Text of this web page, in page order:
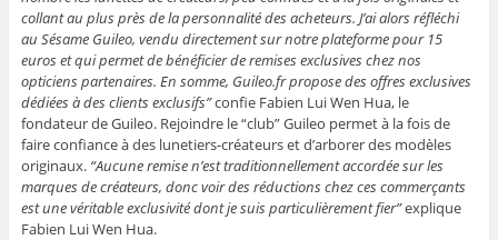
collant au plus près de la personnalité des acheteurs. J’ai alors réfléchi
au Sésame Guileo, vendu directement sur notre plateforme pour 15
euros et qui permet de bénéficier de remises exclusives chez nos
opticiens partenaires. En somme, Guileo.frpropose des offres exclusives
dédiées à des clients exclusifs”confie Fabien Lui Wen Hua, le
fondateur de Guileo. Rejoindre le “club” Guileo permet à la fois de
faire confiance à des lunetiers-créateurs et d’arborer des modèles
originaux. “Aucune remise n’est traditionnellement accordée sur les
marques de créateurs, donc voir des réductions chez ces commerçants
est une véritable exclusivité dont je suis particulièrement fier”explique
Fabien Lui Wen Hua.